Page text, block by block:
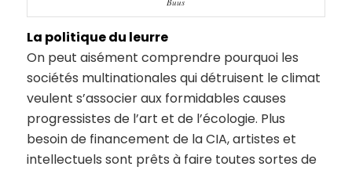
La politique du leurre
On peut aisément comprendre pourquoi les
sociétés multinationales qui détruisent le climat
veulent s’associer aux formidables causes
progressistes de l’art et de l’écologie. Plus
besoin de financement de la CIA, artistes et
intellectuels sont prêts à faire toutes sortes de